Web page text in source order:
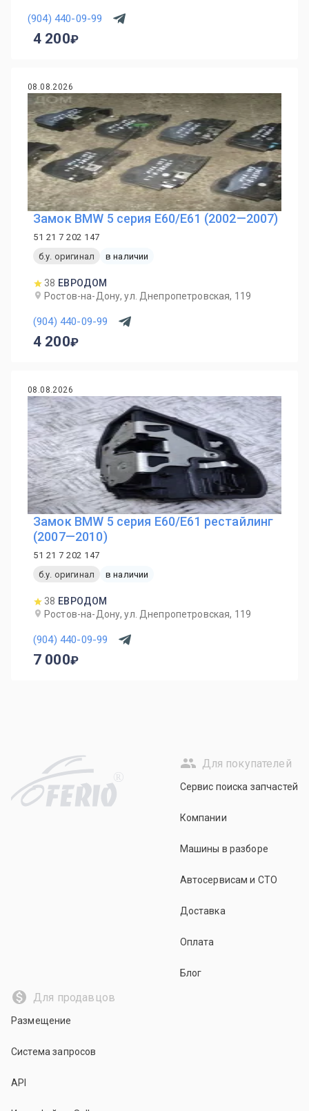
(904) 440-09-99
4 200
08.08.2026
Замок BMW 5 серия E60/E61 (2002—2007)
51 21 7 202 147
б.у. оригинал
в наличии
38 ЕВРОДОМ
Ростов-на-Дону, ул. Днепропетровская, 119
(904) 440-09-99
4 200
08.08.2026
Замок BMW 5 серия E60/E61 рестайлинг
(2007—2010)
51 21 7 202 147
б.у. оригинал
в наличии
38 ЕВРОДОМ
Ростов-на-Дону, ул. Днепропетровская, 119
(904) 440-09-99
7 000
R
Для покупателей
Сервис поиска запчастей
Компании
Машины в разборе
Автосервисам и СТО
Доставка
Оплата
Блог
Для продавцов
Размещение
Система запросов
API